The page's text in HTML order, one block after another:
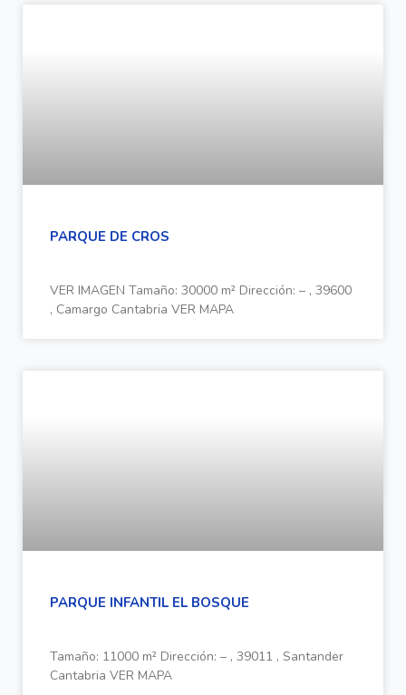
PARQUE DE CROS
VER IMAGEN Tamaño: 30000 m² Dirección: – , 39600
, Camargo Cantabria VER MAPA
PARQUE INFANTIL EL BOSQUE
Tamaño: 11000 m² Dirección: – , 39011 , Santander
Cantabria VER MAPA